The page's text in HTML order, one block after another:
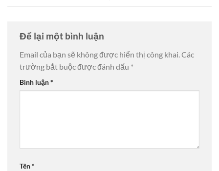
Để lại một bình luận
Email của bạn sẽ không được hiển thị công khai. Các
trường bắt buộc được đánh dấu *
Bình luận*
Tên*